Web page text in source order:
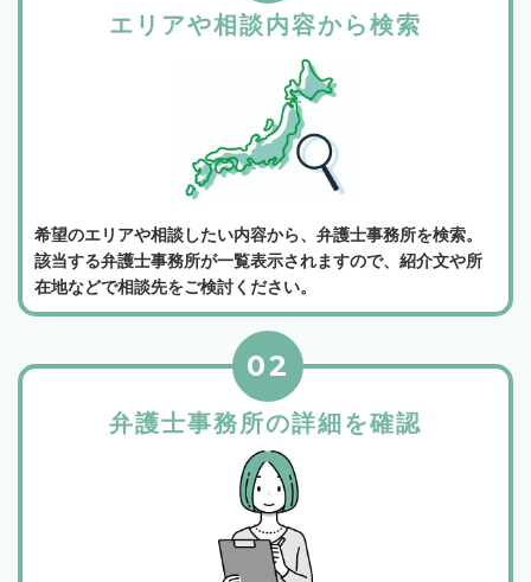
エリアや相談内容から検索
希望のエリアや相談したい内容から、弁護士事務所を検索。
該当する弁護士事務所が一覧表示されますので、紹介文や所
在地などで相談先をご検討ください。
弁護士事務所の詳細を確認
02